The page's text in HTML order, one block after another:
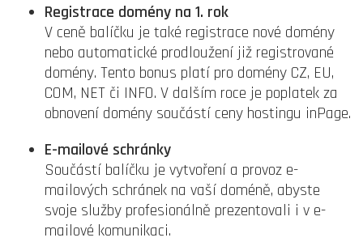
Registrace domény na 1. rok
V ceně balíčku je také registrace nové domény
nebo automatické prodloužení již registrované
domény. Tento bonus platí pro domény CZ, EU,
COM, NET či INFO. V dalším roce je poplatek za
obnovení domény součástí ceny hostingu inPage.
E-mailové schránky
Součástí balíčku je vytvoření a provoz e-
mailových schránek na vaší doméně, abyste
svoje služby profesionálně prezentovali i v e-
mailové komunikaci.